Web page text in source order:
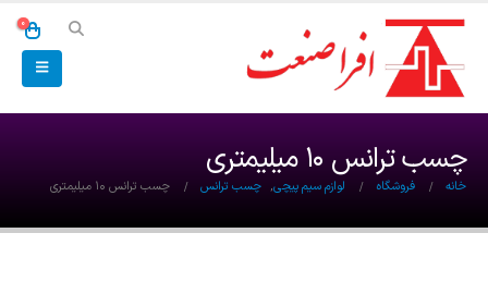
0
چسب ترانس 10 میلیمتری
خانه فروشگاه لوازم سیم پیچی, چسب ترانس چسب ترانس 10 میلیمتری